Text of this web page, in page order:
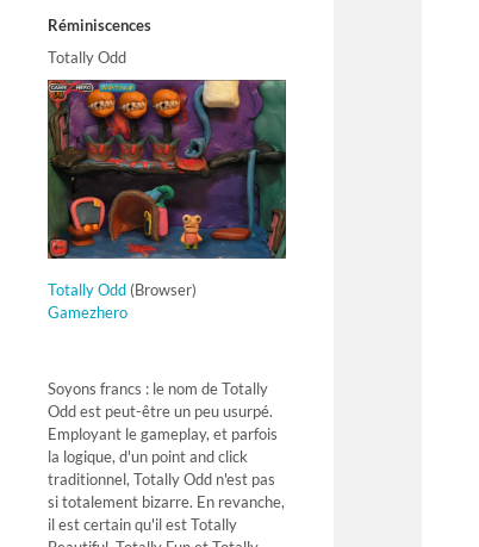
Réminiscences
Totally Odd
Totally Odd (Browser)
Gamezhero
Soyons francs : le nom de Totally
Odd est peut-être un peu usurpé.
Employant le gameplay, et parfois
la logique, d'un point and click
traditionnel, Totally Odd n'est pas
si totalement bizarre. En revanche,
il est certain qu'il est Totally